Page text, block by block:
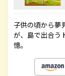
子供の頃から夢
が、島で出合う
憶。